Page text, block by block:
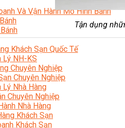
Và Vận Hành Mô Hình Bánh
Khách Sạn Quốc Tế
Lý NH-KS
Chuyên Nghiệp
Chuyên Nghiệp
Lý Nhà Hàng
Chuyên Nghiệp
Nhà Hàng
Khách Sạn
Khách Sạn
Tận dụng